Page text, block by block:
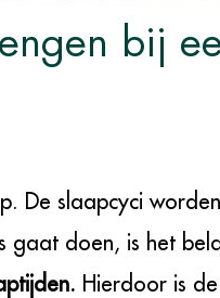
bij
De slaapcyci
doen, is het
Hierdoor is